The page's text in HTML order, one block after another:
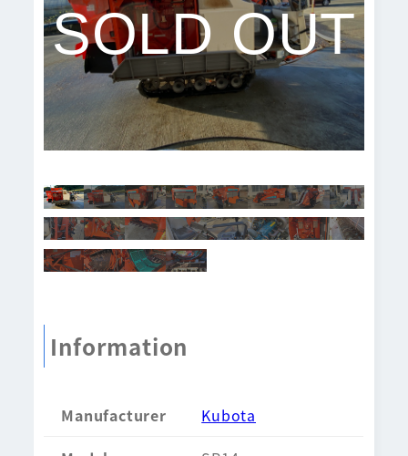
SOLD OUT
Information
Manufacturer
Kubota